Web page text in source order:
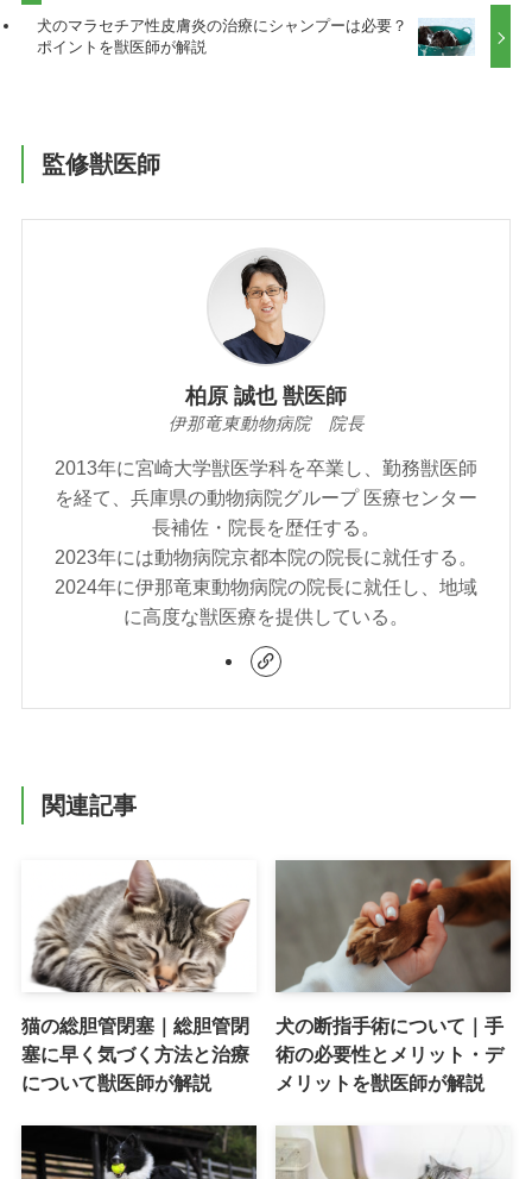
犬のマラセチア性皮膚炎の治療にシャンプーは必要？
ポイントを獣医師が解説
監修獣医師
柏原 誠也 獣医師
伊那竜東動物病院 院長
2013年に宮崎大学獣医学科を卒業し、勤務獣医師
を経て、兵庫県の動物病院グループ 医療センター
長補佐・院長を歴任する。
2023年には動物病院京都本院の院長に就任する。
2024年に伊那竜東動物病院の院長に就任し、地域
に高度な獣医療を提供している。
関連記事
猫の総胆管閉塞｜総胆管閉
塞に早く気づく方法と治療
について獣医師が解説
犬の断指手術について｜手
術の必要性とメリット・デ
メリットを獣医師が解説